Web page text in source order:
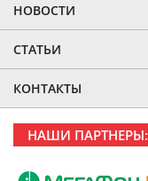
НОВОСТИ
СТАТЬИ
КОНТАКТЫ
НАШИ ПАРТНЕРЫ: